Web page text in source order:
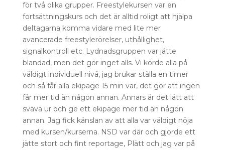
för två olika grupper. Freestylekursen var en
fortsättningskurs och det är alltid roligt att hjälpa
deltagarna komma vidare med lite mer
avancerade freestylerörelser, uthållighet,
signalkontroll etc. Lydnadsgruppen var jätte
blandad, men det gör inget alls. Vi körde alla på
väldigt individuell nivå, jag brukar ställa en timer
och så får alla ekipage 15 min var, det gör att ingen
får mer tid än någon annan. Annars är det lätt att
sväva ur och ge ett ekipage mer tid än någon
annan. Jag fick känslan av att alla var väldigt nöja
med kursen/kurserna. NSD var där och gjorde ett
jätte stort och fint reportage, Plätt och jag var på